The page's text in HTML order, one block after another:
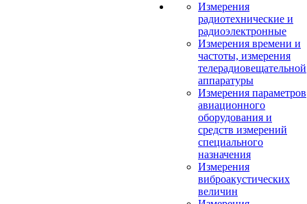
Измерения
радиотехнические и
радиоэлектронные
Измерения времени и
частоты, измерения
телерадиовещательной
аппаратуры
Измерения параметров
авиационного
оборудования и
средств измерений
специального
назначения
Измерения
виброакустических
величин